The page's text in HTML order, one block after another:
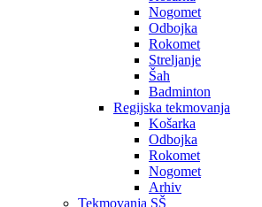
Nogomet
Odbojka
Rokomet
Streljanje
Šah
Badminton
Regijska tekmovanja
Košarka
Odbojka
Rokomet
Nogomet
Arhiv
Tekmovanja SŠ